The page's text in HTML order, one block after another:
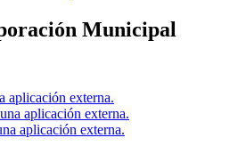
Municipal
aplicación externa.
aplicación externa.
aplicación externa.